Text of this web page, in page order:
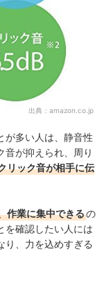
出典： amazon.co.jp
が多い人は、静音性
音が抑えられ、周り
リック音が相手に伝
作業に集中できるの
を確認したい人には
り、力を込めすぎる